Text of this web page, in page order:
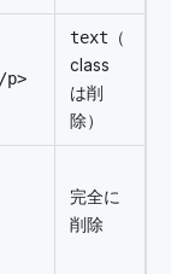
text （
class
は削
除）
完全に
削除